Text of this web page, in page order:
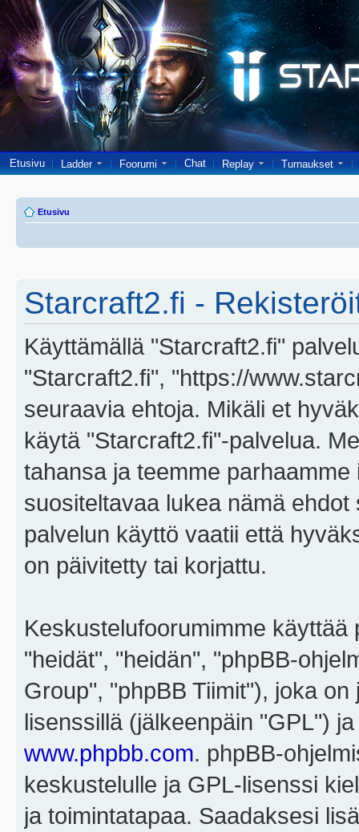
Etusivu Ladder Foorumi Chat Replay Turnaukset
Etusivu
Starcraft2.fi -
Käyttämällä "Starcraft2.fi"
"Starcraft2.fi", "https://
seuraavia ehtoja. Mikäli et
käytä "Starcraft2.fi"-palvelua.
tahansa ja teemme
suositeltavaa lukea nämä
palvelun käyttö vaatii että
on päivitetty tai korjattu.
Keskustelufoorumimme
"heidät", "heidän", "phpBB-
Group", "phpBB Tiimit"), joka on
lisenssillä (jälkeenpäin "GPL")
www.phpbb.com. phpBB-
keskustelulle ja GPL-lisenssi
ja toimintatapaa. Saadaksesi